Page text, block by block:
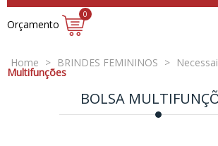
Orçamento
0
Home > BRINDES FEMININOS >
Multifunções
BOLSA